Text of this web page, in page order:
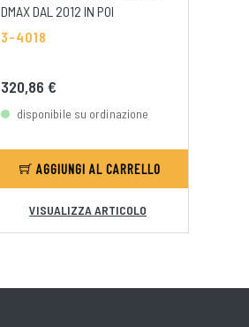
DMAX DAL 2012 IN POI
3-4018
320,86 €
disponibile su ordinazione
AGGIUNGI AL CARRELLO
VISUALIZZA ARTICOLO